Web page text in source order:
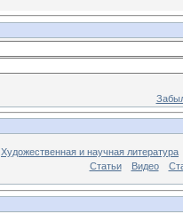
Художественная и научная литература
Статьи
Видео